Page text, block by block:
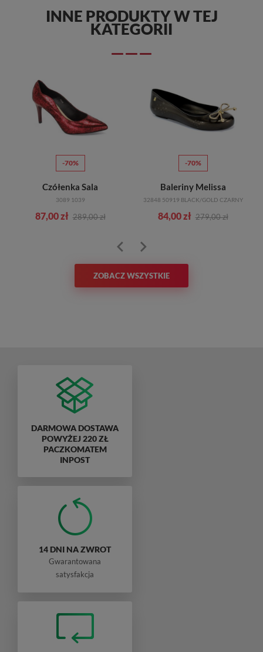
INNE PRODUKTY W TEJ
KATEGORII
-70%
Czółenka Sala
3089 1039
87,00 zł 289,00 zł
-70%
Baleriny Melissa
32848 50919 BLACK/GOLD CZARNY
84,00 zł 279,00 zł
ZOBACZ WSZYSTKIE
DARMOWA DOSTAWA
POWYŻEJ 220 ZŁ
PACZKOMATEM
INPOST
14 DNI NA ZWROT
Gwarantowana
satysfakcja